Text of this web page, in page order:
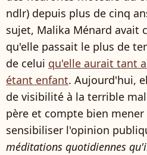
ndlr) depuis plus de cinq
sujet, Malika Ménard avait
qu'elle passait le plus de
de celui qu'elle aurait tant
étant enfant. Aujourd'hui,
de visibilité à la terrible
père et compte bien
sensibiliser l'opinion
méditations quotidiennes